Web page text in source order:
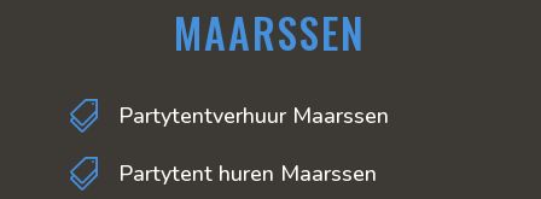
MAARSSEN
 Partytentverhuur Maarssen
 Partytent huren Maarssen